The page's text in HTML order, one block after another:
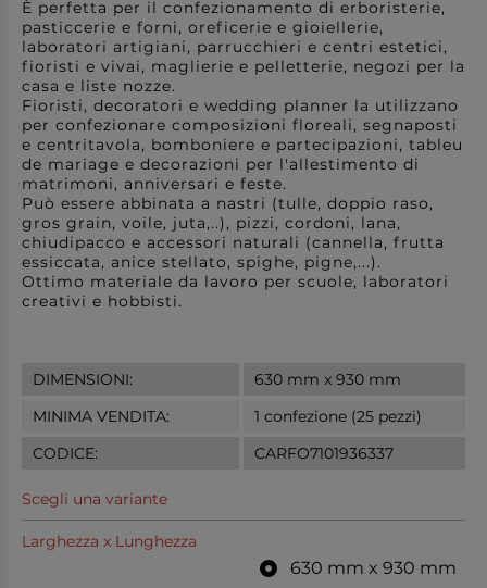
È perfetta per il confezionamento di erboristerie,
pasticcerie e forni, oreficerie e gioiellerie,
laboratori artigiani, parrucchieri e centri estetici,
fioristi e vivai, maglierie e pelletterie, negozi per la
casa e liste nozze.
Fioristi, decoratori e wedding planner la utilizzano
per confezionare composizioni floreali, segnaposti
e centritavola, bomboniere e partecipazioni, tableu
de mariage e decorazioni per l'allestimento di
matrimoni, anniversari e feste.
Può essere abbinata a nastri (tulle, doppio raso,
gros grain, voile, juta,..), pizzi, cordoni, lana,
chiudipacco e accessori naturali (cannella, frutta
essiccata, anice stellato, spighe, pigne,...).
Ottimo materiale da lavoro per scuole, laboratori
creativi e hobbisti.
DIMENSIONI:
630 mm x 930 mm
MINIMA VENDITA:
1 confezione (25 pezzi)
CODICE:
CARFO7101936337
Scegli una variante
Larghezza x Lunghezza
630 mm x 930 mm